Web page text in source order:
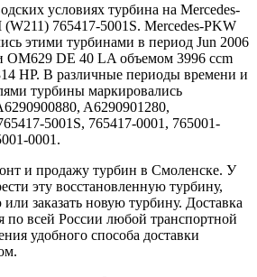
условиях турбина на Mercedes-
765417-5001S. Mercedes-PKW
этими турбинами в период Jun 2006
OM629 DE 40 LA объемом 3996 ccm
HP. В различные периоды времени и
турбины маркировались
A6290901280,
5001S, 765417-0001, 765001-
0001.
и продажу турбин в Смоленске. У
эту восстановленную турбину,
заказать новую турбину. Доставка
по всей России любой транспортной
удобного способа доставки